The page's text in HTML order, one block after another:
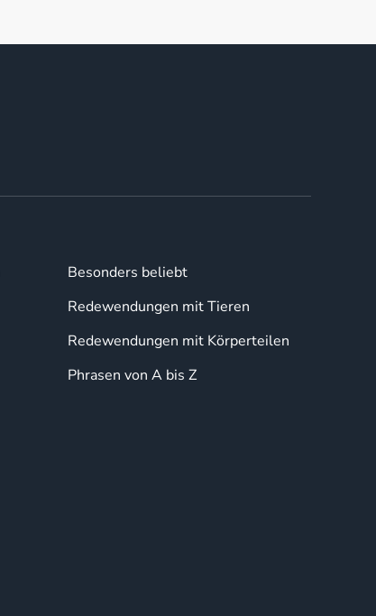
Besonders beliebt
Redewendungen mit Tieren
Redewendungen mit Körperteilen
Phrasen von A bis Z